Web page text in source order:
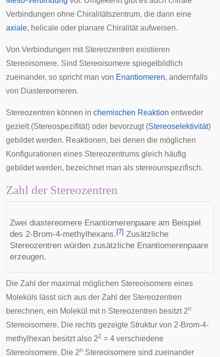
Verbindungen ohne Chiralitätszentrum, die dann eine
axiale, helicale oder planare Chiralitätaufweisen.
Von Verbindungen mit Stereozentren existieren
Stereoisomere. Sind Stereoisomere spiegelbildlich
zueinander, so spricht man von Enantiomeren, andernfalls
von Diastereomeren.
Stereozentren können in chemischen Reaktion entweder
gezielt (Stereospezifität) oder bevorzugt (Stereoselektivität)
gebildet werden. Reaktionen, bei denen die möglichen
Konfigurationen eines Stereozentrums gleich häufig
gebildet werden, bezeichnet man als stereounspezifisch.
Zahl der Stereozentren
Zwei diastereomere Enantiomerenpaare am Beispiel
des 2-Brom-4-methylhexans.[7] Zusätzliche
Stereozentren würden zusätzliche Enantiomerenpaare
erzeugen.
Die Zahl der maximal möglichen Stereoisomere eines
Moleküls lässt sich aus der Zahl der Stereozentren
berechnen, ein Molekül mit n Stereozentren besitzt 2n
Stereoisomere. Die rechts gezeigte Struktur von 2-Brom-4-
methylhexan besitzt also 22 = 4 verschiedene
Stereoisomere. Die 2n Stereoisomere sind zueinander